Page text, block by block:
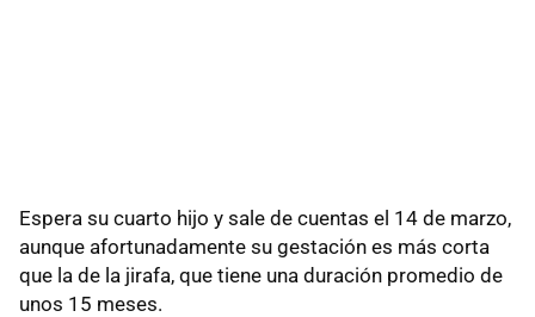
Espera su cuarto hijo y sale de cuentas el 14 de marzo,
aunque afortunadamente su gestación es más corta
que la de la jirafa, que tiene una duración promedio de
unos 15 meses.